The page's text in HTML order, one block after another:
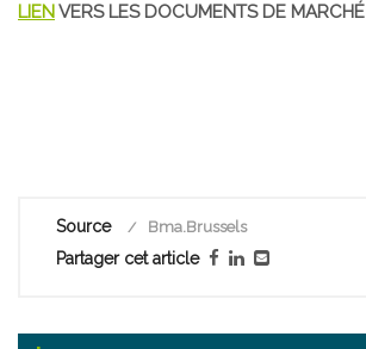
LIEN VERS LES DOCUMENTS DE MARCHÉ
Source Bma.Brussels
Partager cet article